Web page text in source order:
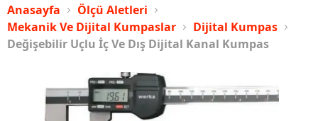
Anasayfa
Ölçü Aletleri
Mekanik Ve Dijital Kumpaslar
Dijital Kumpas
Değişebilir Uçlu İç Ve Dış Dijital Kanal Kumpas